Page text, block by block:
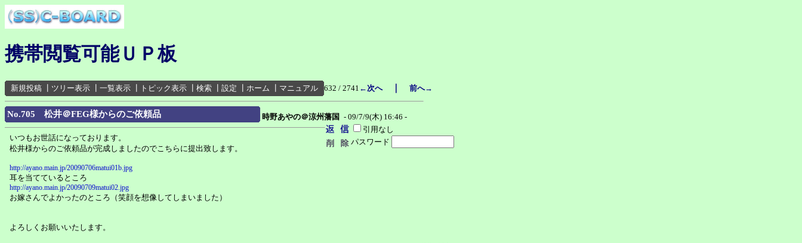
携帯閲覧可能ＵＰ板
新規投稿 ツリー表示 一覧表示 トピック表示 検索 設定 ホーム マニュアル 632 / 2741 ←次へ｜ 前へ→
No.705 松井＠FEG様からのご依頼品 時野あやの＠涼州藩国 - 09/7/9(木) 16:46 -
引用なし
パスワード
いつもお世話になっております。
松井様からのご依頼品が完成しましたのでこちらに提出致します。
http://ayano.main.jp/20090706matui01b.jpg
耳を当てているところ
http://ayano.main.jp/20090709matui02.jpg
お嫁さんでよかったのところ（笑顔を想像してしまいました）
よろしくお願いいたします。